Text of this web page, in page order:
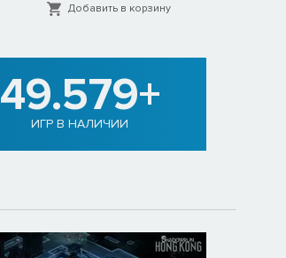
Добавить в корзину
49.579+
ИГР В НАЛИЧИИ